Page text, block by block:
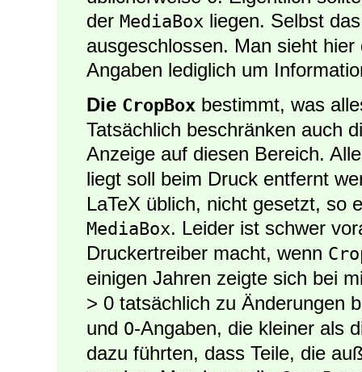
der MediaBox liegen. Selbst
ausgeschlossen. Man sieht
Angaben lediglich um
Die CropBox bestimmt, was
Tatsächlich beschränken auch
Anzeige auf diesen Bereich.
liegt soll beim Druck entfernt
LaTeX üblich, nicht gesetzt, so
MediaBox. Leider ist schwer
Druckertreiber macht, wenn
einigen Jahren zeigte sich bei
> 0 tatsächlich zu Änderungen
und O-Angaben, die kleiner als
dazu führten, dass Teile, die